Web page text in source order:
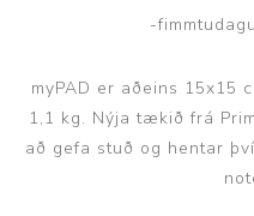
-
myPAD er aðeins 15x15
1,1 kg. Nýja tækið frá
að gefa stuð og hentar